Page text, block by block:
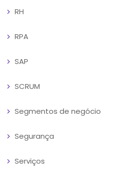
RH
RPA
SAP
SCRUM
Segmentos de negócio
Segurança
Serviços